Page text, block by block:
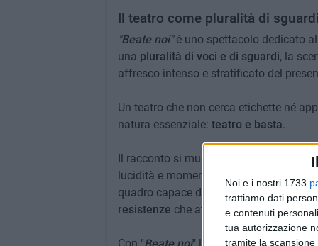
Noi e i nostri 1733
trattiamo dati
e contenuti
tua autorizzazione
tramite la
Il teatro come pluralità di sguardi
"Beate noi"è uno spettacolo dedicato
una pluralità di voci e di sguardi, la
affresco intenso e stratificato del
Un teatro che non cerca etichette né
natura essenziale: teatro e basta.
Il racconto si muove tra e
lucidità e momenti di profonda
quadro capace di interrogare lo
resistenze che attraversano le vite di